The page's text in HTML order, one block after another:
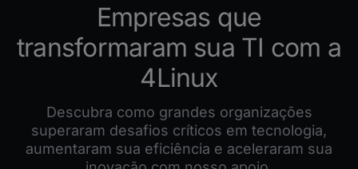
Empresas que
transformaram sua TI com a
4Linux
Descubra como grandes organizações
superaram desafios críticos em tecnologia,
aumentaram sua eficiência e aceleraram sua